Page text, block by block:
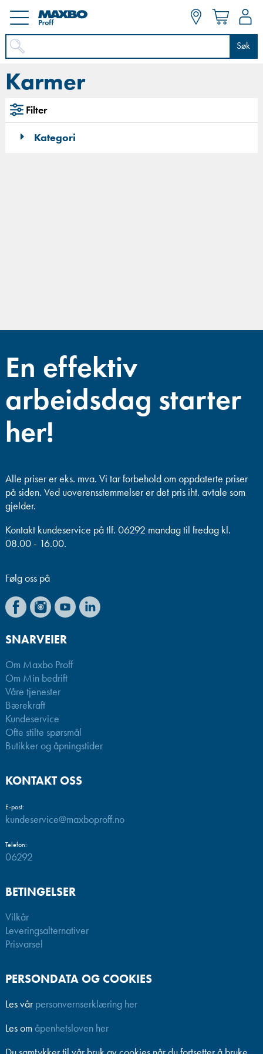
Søk
Karmer
Filter
Kategori
En effektiv
arbeidsdag starter
her!
Alle priser er eks. mva. Vi tar forbehold om oppdaterte priser
på siden. Ved uoverensstemmelser er det pris iht. avtale som
gjelder.
Kontakt kundeservice på tlf. 06292 mandag til fredag kl.
08.00 - 16.00.
Følg oss på
SNARVEIER
Om Maxbo Proff
Om Min bedrift
Våre tjenester
Bærekraft
Kundeservice
Ofte stilte spørsmål
Butikker og åpningstider
KONTAKT OSS
E-post:
kundeservice@maxboproff.no
Telefon:
06292
BETINGELSER
Vilkår
Leveringsalternativer
Prisvarsel
PERSONDATA OG COOKIES
Les vår personvernserklæring her
Les om åpenhetsloven her